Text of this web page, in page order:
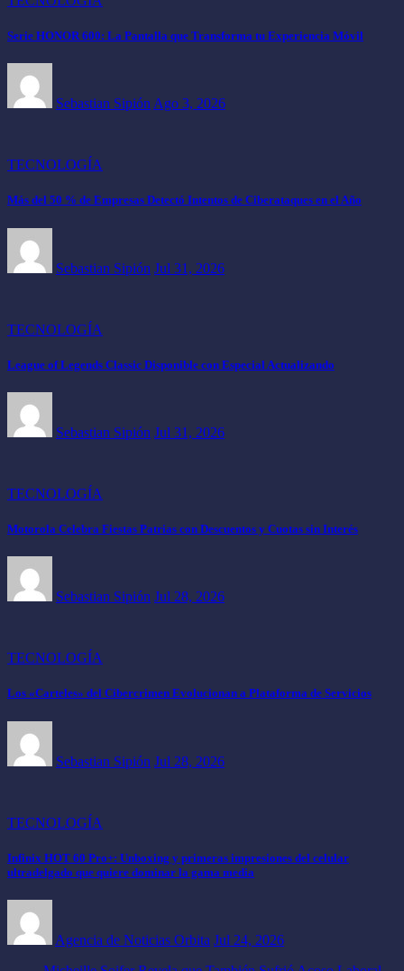
Serie HONOR 600: La Pantalla que Transforma tu Experiencia Móvil
Sebastian Sipión Ago 3, 2026
TECNOLOGÍA
Más del 50 % de Empresas Detectó Intentos de Ciberataques en el Año
Sebastian Sipión Jul 31, 2026
TECNOLOGÍA
League of Legends Classic Disponible con Especial Actualizando
Sebastian Sipión Jul 31, 2026
TECNOLOGÍA
Motorola Celebra Fiestas Patrias con Descuentos y Cuotas sin Interés
Sebastian Sipión Jul 28, 2026
TECNOLOGÍA
Los «Carteles» del Cibercrimen Evolucionan a Plataforma de Servicios
Sebastian Sipión Jul 28, 2026
TECNOLOGÍA
Infinix HOT 60 Pro+: Unboxing y primeras impresiones del celular
ultradelgado que quiere dominar la gama media
Agencia de Noticias Orbita Jul 24, 2026